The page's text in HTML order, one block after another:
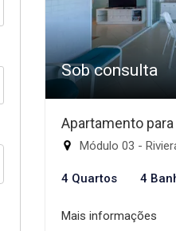
Sob consulta
Apartamento
Módulo 03 -
4 Quartos 4
Mais informações